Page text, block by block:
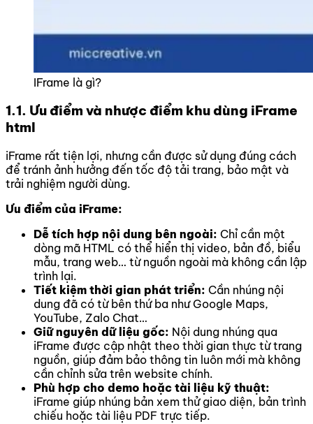
IFrame là gì?
1.1. Ưu điểm và nhược điểm khu dùng iFrame
html
iFrame rất tiện lợi, nhưng cần được sử dụng đúng cách
để tránh ảnh hưởng đến tốc độ tải trang, bảo mật và
trải nghiệm người dùng.
Ưu điểm của iFrame:
Dễ tích hợp nội dung bên ngoài: Chỉ cần một
dòng mã HTML có thể hiển thị video, bản đồ, biểu
mẫu, trang web… từ nguồn ngoài mà không cần lập
trình lại.
Tiết kiệm thời gian phát triển: Cần nhúng nội
dung đã có từ bên thứ ba như Google Maps,
YouTube, Zalo Chat…
Giữ nguyên dữ liệu gốc: Nội dung nhúng qua
iFrame được cập nhật theo thời gian thực từ trang
nguồn, giúp đảm bảo thông tin luôn mới mà không
cần chỉnh sửa trên website chính.
Phù hợp cho demo hoặc tài liệu kỹ thuật:
iFrame giúp nhúng bản xem thử giao diện, bản trình
chiếu hoặc tài liệu PDF trực tiếp.